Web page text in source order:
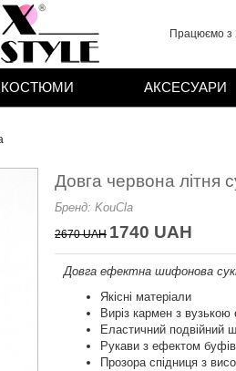
Працюємо з
Довга червона літня
Бренд: KouCla
2670 UAH 1740 UAH
Довга ефектна шифонова
Якісні матеріали
Виріз кармен з
Еластичний подвійний
Рукави з ефектом
Прозора спідниця з
КОСТЮМИ АКСЕСУАРИ